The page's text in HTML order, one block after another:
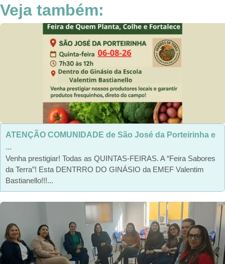
Veja também:
ATENÇÃO COMUNIDADE de São José da Porteirinha e
...
Venha prestigiar! Todas as QUINTAS-FEIRAS. A “Feira Sabores
da Terra”! Esta DENTRRO DO GINÁSIO da EMEF Valentim
Bastianello!!!...